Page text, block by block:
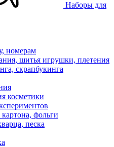
Наборы для
номерам
шитья игрушки, плетения
скрапбукинга
косметики
фольги
песка